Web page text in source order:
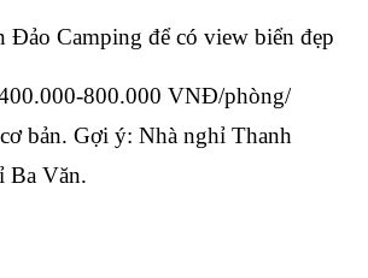
Đảo Camping để có view biển đẹp
800.000 VNĐ/phòng/
bản. Gợi ý: Nhà nghỉ Thanh
Ba Văn.